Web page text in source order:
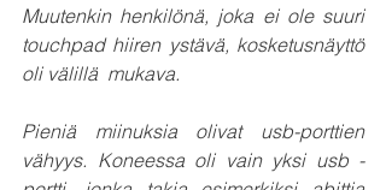
Muutenkin henkilönä, joka ei ole suuri
touchpad hiiren ystävä, kosketusnäyttö
oli välillä  mukava.
Pieniä miinuksia olivat usb-porttien
vähyys. Koneessa oli vain yksi usb -